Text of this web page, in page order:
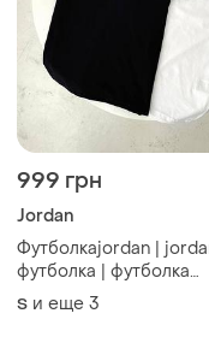
999 грн
Jordan
Футболкаjordan |
футболка | футболка
джордан | jordan logo
футболка | футболка
S и еще 3